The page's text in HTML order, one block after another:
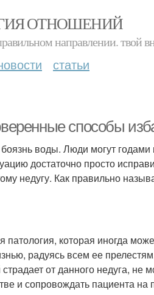
ОТНОШЕНИЙ
направлении. твой
статьи
способы
воды. Люди могут годами
достаточно просто
недугу. Как правильно
которая иногда
радуясь всем ее
от данного недуга, не
и сопровождать пациента на